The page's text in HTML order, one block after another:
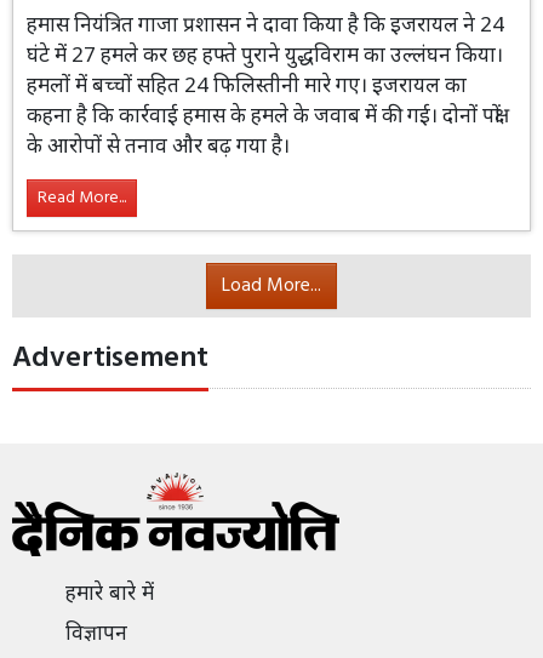
हमास नियंत्रित गाजा प्रशासन ने दावा किया है कि इजरायल ने 24
घंटे में 27 हमले कर छह हफ्ते पुराने युद्धविराम का उल्लंघन किया।
हमलों में बच्चों सहित 24 फिलिस्तीनी मारे गए। इजरायल का
कहना है कि कार्रवाई हमास के हमले के जवाब में की गई। दोनों पक्षों
के आरोपों से तनाव और बढ़ गया है।
Read More...
Load More...
Advertisement
हमारे बारे में
विज्ञापन